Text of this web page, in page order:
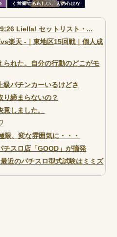
く営業するらしい。人の心はな
がるヤツって害悪だよな
Liella! セットリスト・...
vs楽天 -｜東地区15回戦｜個人成
られた。自分の行動のどこがモ
級パチンカーいるけどさ
り締まらないの？
しました。
限、変な雰囲気に・・・
チスロ店「GOOD」が摘発
近のパチスロ型式試験はミミズ